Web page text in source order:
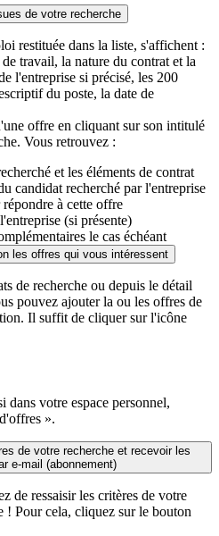
de votre recherche
restituée dans la liste, s'affichent :
travail, la nature du contrat et la
l'entreprise si précisé, les 200
du poste, la date de
offre en cliquant sur son intitulé
Vous retrouvez :
et les éléments de contrat
candidat recherché par l'entreprise
à cette offre
(si présente)
le cas échéant
les offres qui vous intéressent
de recherche ou depuis le détail
pouvez ajouter la ou les offres de
Il suffit de cliquer sur l'icône
dans votre espace personnel,
».
de votre recherche et recevoir les
e-mail (abonnement)
de ressaisir les critères de votre
! Pour cela, cliquez sur le bouton